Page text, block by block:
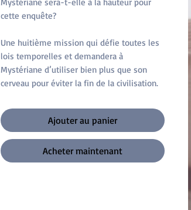
cette enquête ?
Une huitième mission qui défie toutes les
lois temporelles et demandera à
Mystériane d’utiliser bien plus que son
cerveau pour éviter la fin de la civilisation.
Ajouter au panier
Acheter maintenant